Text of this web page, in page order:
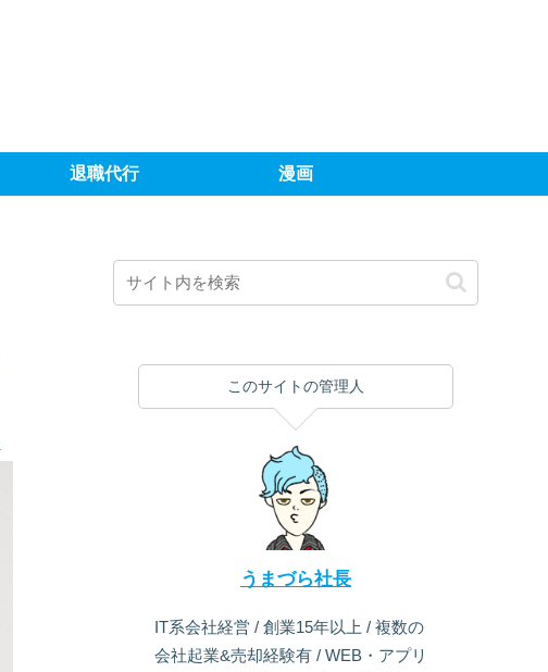
退職代行 漫画
このサイトの管理人
うまづら社長
IT系会社経営 / 創業15年以上 / 複数の
会社起業&売却経験有 / WEB・アプリ